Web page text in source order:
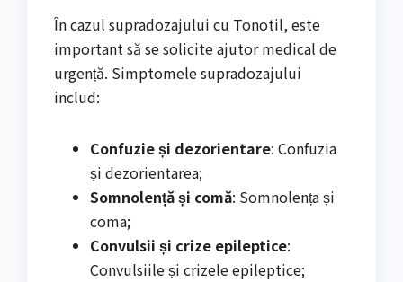
În cazul supradozajului cu Tonotil, este
important să se solicite ajutor medical de
urgență. Simptomele supradozajului
includ:
Confuzie și dezorientare: Confuzia
și dezorientarea;
Somnolență și comă: Somnolența și
coma;
Convulsii și crize epileptice:
Convulsiile și crizele epileptice;